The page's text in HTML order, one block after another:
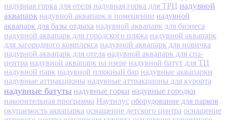
надувная горка для отеля надувная горка для ТРЦ надувной
аквапарк надувной аквапарк в помещении надувной
аквапарк для базы отдыха надувной аквапарк для бизнеса
надувной аквапарк для городского пляжа надувной аквапарк
для загородного комплекса надувной аквапарк для новичка
надувной аквапарк для отеля надувной аквапарк для спа-
центра надувной аквапарк на озере надувной батут для ТЦ
надувной парк надувной пляжный бар надувные аквапарки
надувные аттракционы надувные аттракционы для курорта
надувные батуты надувные горки надувные городки
накопительная программа Наутилус оборудование для парков
окупаемость аквапарка оснащение детского центра оснащение